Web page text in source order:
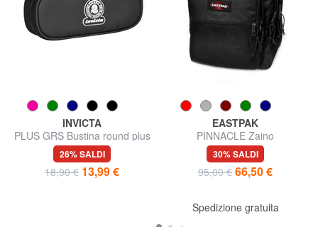
INVICTA
PLUS GRS Bustina round plus
26% SALDI
18,90 € 13,99 €
EASTPAK
PINNACLE Zaino
30% SALDI
95,00 € 66,50 €
Spedizione gratuita